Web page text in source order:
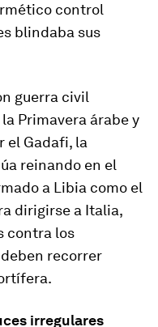
control
blindaba sus
guerra civil
Primavera árabe y
el Gadafi, la
reinando en el
a Libia como el
dirigirse a Italia,
contra los
recorrer
irregulares